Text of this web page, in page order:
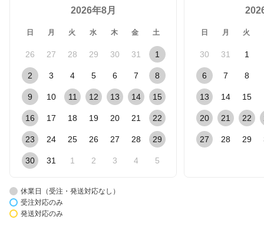
2026年8月
日 月 火 水 木 金 土
26 27 28 29 30 31 1
2 3 4 5 6 7 8
9 10 11 12 13 14 15
16 17 18 19 20 21 22
23 24 25 26 27 28 29
30 31 1 2 3 4 5
日 月 火
30 31 1
6 7 8
13 14 15
20 21 22
27 28 29
休業日（受注・発送対応なし）
受注対応のみ
発送対応のみ